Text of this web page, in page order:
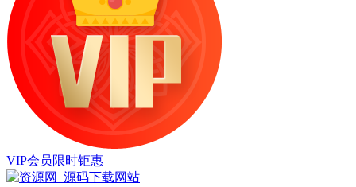
VIP会员限时钜惠